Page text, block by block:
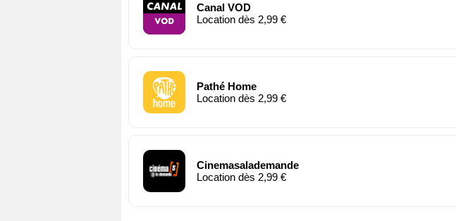
Canal VOD
Location dès 2,99 €
Pathé Home
Location dès 2,99 €
Cinemasalademande
Location dès 2,99 €